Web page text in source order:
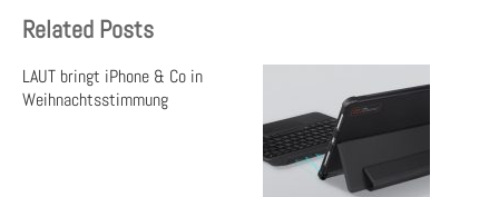
Related Posts
LAUT bringt iPhone & Co in
Weihnachtsstimmung